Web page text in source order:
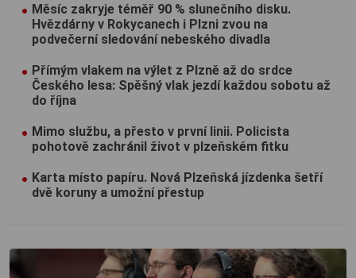
Měsíc zakryje téměř 90 % slunečního disku.
Hvězdárny v Rokycanech i Plzni zvou na
podvečerní sledování nebeského divadla
Přímým vlakem na výlet z Plzně až do srdce
Českého lesa: Spěšný vlak jezdí každou sobotu až
do října
Mimo službu, a přesto v první linii. Policista
pohotově zachránil život v plzeňském fitku
Karta místo papíru. Nová Plzeňská jízdenka šetří
dvě koruny a umožní přestup